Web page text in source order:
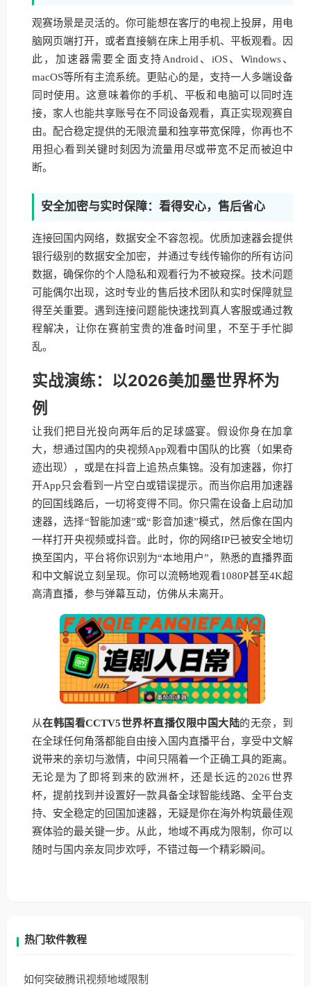
观赛场景是灵活的。你可能想在客厅的电视上投屏，用电
脑网页端打开，或者直接躺在床上用手机、平板观看。因
此，加速器需要全面支持Android、iOS、Windows、
macOS等所有主流系统。更贴心的是，支持一人多端设备
同时使用。这意味着你的手机、平板和电脑可以同时连
接，家人也能共享账号在不同设备观看，真正实现观赛自
由。配合稳定提供的无限流量和独享带宽保障，你再也不
用担心看到关键时刻因为流量用尽或带宽不足而被迫中
断。
安全加密与实时保障：看得安心，售后省心
连接回国内网络，数据安全不容忽视。优质加速器会提供
银行级别的数据安全加密，并通过专线传输你的所有访问
数据，确保你的个人隐私和观看行为不被窥探。技术问题
可能偶尔出现，这时专业的售后技术团队和实时保障就显
得至关重要。遇到连接问题能快速找到真人客服或通过教
程解决，让你在赛前宝贵的准备时间里，不至于手忙脚
乱。
实战演练：以2026美加墨世界杯为
例
让我们把目光投向两年后的足球盛宴。假设你身在加拿
大，想通过国内的央视频App观看中国队的比赛（如果奇
迹出现），或是在抖音上追热点集锦。没有加速器，你打
开App只会看到一片空白或错误提示。而当你启用加速器
的回国线路后，一切将变得不同。你只需在设备上启动加
速器，选择“智能加速”或“影音加速”模式，然后像在国内
一样打开央视频或抖音。此时，你的网络IP已被安全地切
换至国内，平台将你识别为“本地用户”，熟悉的直播界面
和中文解说立刻呈现。你可以流畅地观看1080P甚至4K超
高清直播，参与弹幕互动，仿佛从未离开。
从在韩国看CCTV5世界杯直播仅限中国大陆的无奈，到
在全球任何角落都能自由接入国内直播平台，享受中文解
说带来的亲切与激情，中间只隔着一个正确工具的距离。
无论是为了即将到来的欧洲杯，还是长远的2026世界
杯，提前找到并设置好一款具备全球智能线路、全平台支
持、安全稳定的回国加速器，无疑是你在海外构筑最佳观
赛体验的最关键一步。从此，地域不再成为限制，你可以
随时与国内亲友同步欢呼，不错过每一个精彩瞬间。
热门软件教程
如何突破腾讯视频地域限制